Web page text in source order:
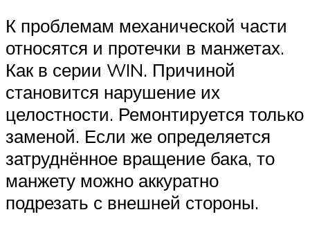
К проблемам механической части
относятся и протечки в манжетах.
Как в серии WIN. Причиной
становится нарушение их
целостности. Ремонтируется только
заменой. Если же определяется
затруднённое вращение бака, то
манжету можно аккуратно
подрезать с внешней стороны.